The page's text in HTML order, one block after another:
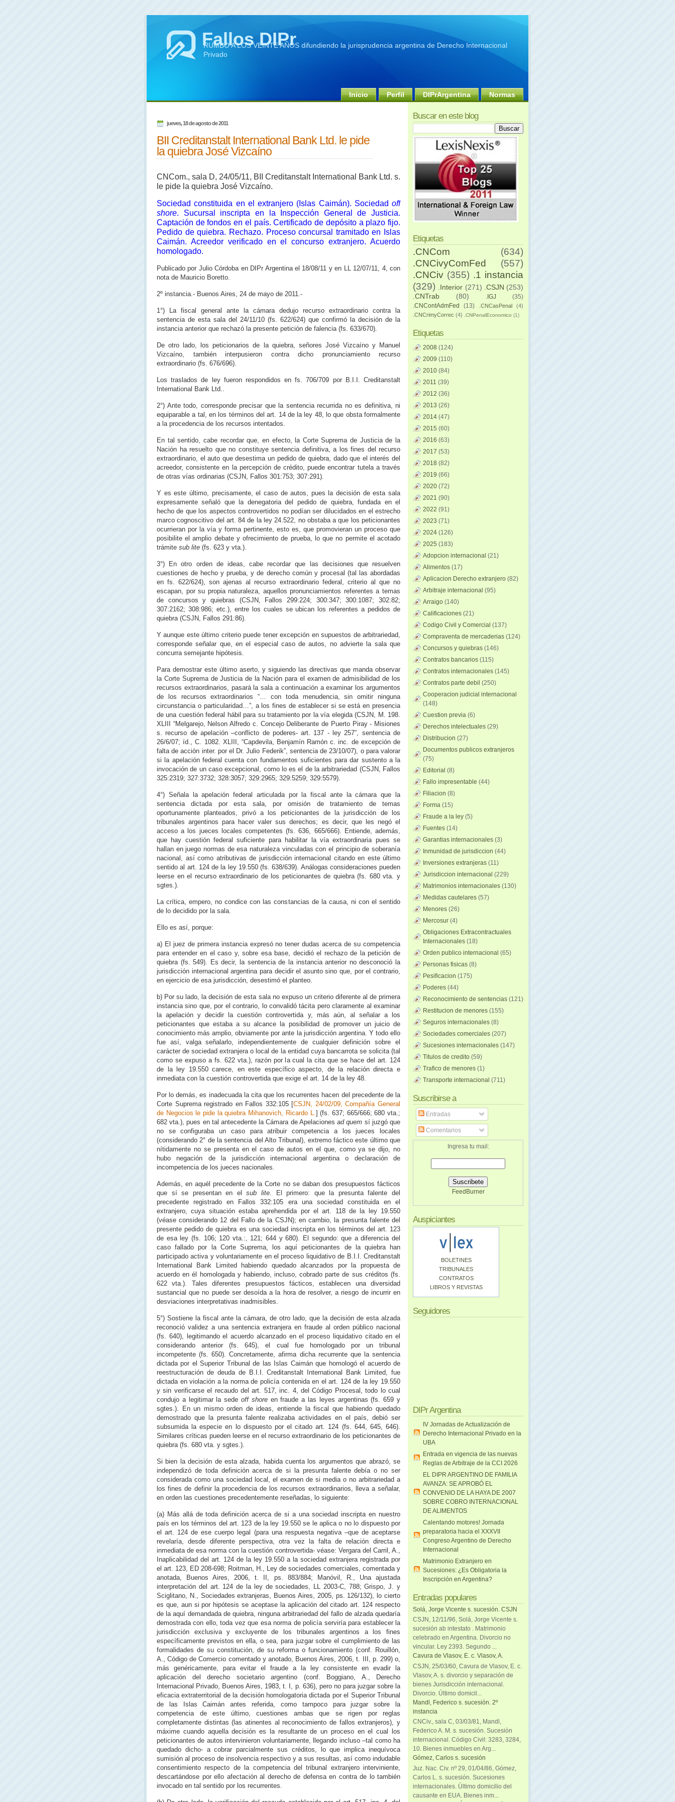
Fallos DIPr
RUMBO A LOS VEINTE AÑOS difundiendo la jurisprudencia argentina de Derecho Internacional
Privado
Inicio Perfil DIPrArgentina Normas
jueves, 18 de agosto de 2011
BII Creditanstalt International Bank Ltd. le pide
la quiebra José Vizcaíno
CNCom., sala D, 24/05/11, BII Creditanstalt International Bank Ltd. s.
le pide la quiebra José Vizcaíno.
Sociedad constituida en el extranjero (Islas Caimán). Sociedad off
shore. Sucursal inscripta en la Inspección General de Justicia.
Captación de fondos en el país. Certificado de depósito a plazo fijo.
Pedido de quiebra. Rechazo. Proceso concursal tramitado en Islas
Caimán. Acreedor verificado en el concurso extranjero. Acuerdo
homologado.
Publicado por Julio Córdoba en DIPr Argentina el 18/08/11 y en LL 12/07/11, 4, con
nota de Mauricio Boretto.
2º instancia.- Buenos Aires, 24 de mayo de 2011.-
1°) La fiscal general ante la cámara dedujo recurso extraordinario contra la
sentencia de esta sala del 24/11/10 (fs. 622/624) que confirmó la decisión de la
instancia anterior que rechazó la presente petición de falencia (fs. 633/670).
De otro lado, los peticionarios de la quiebra, señores José Vizcaíno y Manuel
Vizcaíno, también interpusieron contra dicho pronunciamiento recurso
extraordinario (fs. 676/696).
Los traslados de ley fueron respondidos en fs. 706/709 por B.I.I. Creditanstalt
International Bank Ltd..
2°) Ante todo, corresponde precisar que la sentencia recurrida no es definitiva, ni
equiparable a tal, en los términos del art. 14 de la ley 48, lo que obsta formalmente
a la procedencia de los recursos intentados.
En tal sentido, cabe recordar que, en efecto, la Corte Suprema de Justicia de la
Nación ha resuelto que no constituye sentencia definitiva, a los fines del recurso
extraordinario, el auto que desestima un pedido de quiebra, dado que el interés del
acreedor, consistente en la percepción de crédito, puede encontrar tutela a través
de otras vías ordinarias (CSJN, Fallos 301:753; 307:291).
Y es este último, precisamente, el caso de autos, pues la decisión de esta sala
expresamente señaló que la denegatoria del pedido de quiebra, fundada en el
hecho de que los aspectos controvertidos no podían ser dilucidados en el estrecho
marco cognoscitivo del art. 84 de la ley 24.522, no obstaba a que los peticionantes
ocurrieran por la vía y forma pertinente, esto es, que promovieran un proceso que
posibilite el amplio debate y ofrecimiento de prueba, lo que no permite el acotado
trámite sub lite (fs. 623 y vta.).
3°) En otro orden de ideas, cabe recordar que las decisiones que resuelven
cuestiones de hecho y prueba, y de derecho común y procesal (tal las abordadas
en fs. 622/624), son ajenas al recurso extraordinario federal, criterio al que no
escapan, por su propia naturaleza, aquellos pronunciamientos referentes a temas
de concursos y quiebras (CSJN, Fallos 299:224; 300:347; 300:1087; 302:82;
307:2162; 308:986; etc.), entre los cuales se ubican los referentes a pedidos de
quiebra (CSJN, Fallos 291:86).
Y aunque este último criterio puede tener excepción en supuestos de arbitrariedad,
corresponde señalar que, en el especial caso de autos, no advierte la sala que
concurra semejante hipótesis.
Para demostrar este último aserto, y siguiendo las directivas que manda observar
la Corte Suprema de Justicia de la Nación para el examen de admisibilidad de los
recursos extraordinarios, pasará la sala a continuación a examinar los argumentos
de los recursos extraordinarios “… con toda menudencia, sin omitir ninguna
circunstancia o particularidad…”, a los fines de establecer si se está en presencia
de una cuestión federal hábil para su tratamiento por la vía elegida (CSJN, M. 198.
XLIII “Melgarejo, Nelson Alfredo c. Concejo Deliberante de Puerto Piray - Misiones
s. recurso de apelación –conflicto de poderes- art. 137 - ley 257”, sentencia de
26/6/07; íd., C. 1082. XLIII, “Capdevila, Benjamín Ramón c. inc. de excepción de
falta de acción inter. por el Dr. Julio Federik”, sentencia de 23/10/07), o para valorar
si la apelación federal cuenta con fundamentos suficientes para dar sustento a la
invocación de un caso excepcional, como lo es el de la arbitrariedad (CSJN, Fallos
325:2319; 327:3732; 328:3057; 329:2965; 329:5259; 329:5579).
4°) Señala la apelación federal articulada por la fiscal ante la cámara que la
sentencia dictada por esta sala, por omisión de tratamiento de temas
oportunamente planteados, privó a los peticionantes de la jurisdicción de los
tribunales argentinos para hacer valer sus derechos; es decir, que les negó el
acceso a los jueces locales competentes (fs. 636, 665/666). Entiende, además,
que hay cuestión federal suficiente para habilitar la vía extraordinaria pues se
hallan en juego normas de esa naturaleza vinculadas con el principio de soberanía
nacional, así como atributivas de jurisdicción internacional citando en este último
sentido al art. 124 de la ley 19.550 (fs. 638/639). Análogas consideraciones pueden
leerse en el recurso extraordinario de los peticionantes de quiebra (fs. 680 vta. y
sgtes.).
La crítica, empero, no condice con las constancias de la causa, ni con el sentido
de lo decidido por la sala.
Ello es así, porque:
a) El juez de primera instancia expresó no tener dudas acerca de su competencia
para entender en el caso y, sobre esa base, decidió el rechazo de la petición de
quiebra (fs. 549). Es decir, la sentencia de la instancia anterior no desconoció la
jurisdicción internacional argentina para decidir el asunto sino que, por el contrario,
en ejercicio de esa jurisdicción, desestimó el planteo.
b) Por su lado, la decisión de esta sala no expuso un criterio diferente al de primera
instancia sino que, por el contrario, lo convalidó tácita pero claramente al examinar
la apelación y decidir la cuestión controvertida y, más aún, al señalar a los
peticionantes que estaba a su alcance la posibilidad de promover un juicio de
conocimiento más amplio, obviamente por ante la jurisdicción argentina. Y todo ello
fue así, valga señalarlo, independientemente de cualquier definición sobre el
carácter de sociedad extranjera o local de la entidad cuya bancarrota se solicita (tal
como se expuso a fs. 622 vta.), razón por la cual la cita que se hace del art. 124
de la ley 19.550 carece, en este específico aspecto, de la relación directa e
inmediata con la cuestión controvertida que exige el art. 14 de la ley 48.
Por lo demás, es inadecuada la cita que los recurrentes hacen del precedente de la
Corte Suprema registrado en Fallos 332:105 [CSJN, 24/02/09, Compañía General
de Negocios le pide la quiebra Mihanovich, Ricardo L.] (fs. 637; 665/666; 680 vta.;
682 vta.), pues en tal antecedente la Cámara de Apelacionesad quem sí juzgó que
no se configuraba un caso para atribuir competencia a los jueces locales
(considerando 2° de la sentencia del Alto Tribunal), extremo fáctico este último que
nítidamente no se presenta en el caso de autos en el que, como ya se dijo, no
hubo negación de la jurisdicción internacional argentina o declaración de
incompetencia de los jueces nacionales.
Además, en aquél precedente de la Corte no se daban dos presupuestos fácticos
que sí se presentan en elsub lite. El primero: que la presunta falente del
precedente registrado en Fallos 332:105 era una sociedad constituida en el
extranjero, cuya situación estaba aprehendida por el art. 118 de la ley 19.550
(véase considerando 12 del Fallo de la CSJN); en cambio, la presunta falente del
presente pedido de quiebra es una sociedad inscripta en los términos del art. 123
de esa ley (fs. 106; 120 vta.:, 121; 644 y 680). El segundo: que a diferencia del
caso fallado por la Corte Suprema, los aquí peticionantes de la quiebra han
participado activa y voluntariamente en el proceso liquidativo de B.I.I. Creditanstalt
International Bank Limited habiendo quedado alcanzados por la propuesta de
acuerdo en él homologada y habiendo, incluso, cobrado parte de sus créditos (fs.
622 vta.). Tales diferentes presupuestos fácticos, establecen una diversidad
sustancial que no puede ser desoída a la hora de resolver, a riesgo de incurrir en
desviaciones interpretativas inadmisibles.
5°) Sostiene la fiscal ante la cámara, de otro lado, que la decisión de esta alzada
reconoció validez a una sentencia extranjera en fraude al orden público nacional
(fs. 640), legitimando el acuerdo alcanzado en el proceso liquidativo citado en el
considerando anterior (fs. 645), el cual fue homologado por un tribunal
incompetente (fs. 650). Concretamente, afirma dicha recurrente que la sentencia
dictada por el Superior Tribunal de las Islas Caimán que homologó el acuerdo de
reestructuración de deuda de B.I.I. Creditanstalt International Bank Limited, fue
dictada en violación a la norma de policía contenida en el art. 124 de la ley 19.550
y sin verificarse el recaudo del art. 517, inc. 4, del Código Procesal, todo lo cual
condujo a legitimar la sede off shoreen fraude a las leyes argentinas (fs. 659 y
sgtes.). En un mismo orden de ideas, entiende la fiscal que habiendo quedado
demostrado que la presunta falente realizaba actividades en el país, debió ser
subsumida la especie en lo dispuesto por el citado art. 124 (fs. 644, 645, 646).
Similares críticas pueden leerse en el recurso extraordinario de los peticionantes de
quiebra (fs. 680 vta. y sgtes.).
Si bien la decisión de esta alzada, habida cuenta los argumentos que abrazó, se
independizó de toda definición acerca de si la presunta falente debía o no ser
considerada como una sociedad local, el examen de si media o no arbitrariedad a
los fines de definir la procedencia de los recursos extraordinarios, lleva a señalar,
en orden las cuestiones precedentemente reseñadas, lo siguiente:
(a) Más allá de toda definición acerca de si a una sociedad inscripta en nuestro
país en los términos del art. 123 de la ley 19.550 se le aplica o no lo dispuesto por
el art. 124 de ese cuerpo legal (para una respuesta negativa –que de aceptarse
revelaría, desde diferente perspectiva, otra vez la falta de relación directa e
inmediata de esa norma con la cuestión controvertida- véase: Vergara del Carril, A.,
Inaplicabilidad del art. 124 de la ley 19.550 a la sociedad extranjera registrada por
el art. 123, ED 208-698; Roitman, H., Ley de sociedades comerciales, comentada y
anotada, Buenos Aires, 2006, t. II, ps. 883/884; Manóvil, R., Una ajustada
interpretación del art. 124 de la ley de sociedades, LL 2003-C, 788; Grispo, J. y
Sciglitano, N., Sociedades extranjeras, Buenos Aires, 2005, ps. 126/132), lo cierto
es que, aun si por hipótesis se aceptase la aplicación del citado art. 124 respecto
de la aquí demandada de quiebra, ninguna arbitrariedad del fallo de alzada quedaría
demostrada con ello, toda vez que esa norma de policía serviría para establecer la
jurisdicción exclusiva y excluyente de los tribunales argentinos a los fines
específicamente previstos en ella, o sea, para juzgar sobre el cumplimiento de las
formalidades de su constitución, de su reforma o funcionamiento (conf. Rouillón,
A., Código de Comercio comentado y anotado, Buenos Aires, 2006, t. III, p. 299) o,
más genéricamente, para evitar el fraude a la ley consistente en evadir la
aplicación del derecho societario argentino (conf. Boggiano, A., Derecho
Internacional Privado, Buenos Aires, 1983, t. I, p. 636), pero no para juzgar sobre la
eficacia extraterritorial de la decisión homologatoria dictada por el Superior Tribunal
de las Islas Caimán antes referida, como tampoco para juzgar sobre la
competencia de este último, cuestiones ambas que se rigen por reglas
completamente distintas (las atinentes al reconocimiento de fallos extranjeros), y
máxime cuando aquella decisión es la resultante de un proceso en el cual los
peticionantes de autos intervinieron voluntariamente, llegando incluso –tal como ha
quedado dicho- a cobrar parcialmente sus créditos, lo que implica inequívoca
sumisión al proceso de insolvencia respectivo y a sus resultas, así como indudable
consentimiento respecto de la competencia del tribunal extranjero interviniente,
descartándose por ello afectación al derecho de defensa en contra de lo también
invocado en tal sentido por los recurrentes.
Buscar en este blog
Etiquetas
.CNCom
(634)
.CNCivyComFed
(557)
.CNCiv (355) .1 instancia
(329)
.Interior (271) .CSJN (253)
.CNTrab
(80) .IGJ
(35)
.CNContAdmFed
(13) .CNCasPenal
(4)
.CNCrimyCorrec (4) .CNPenalEconomico (1)
Etiquetas
2008 (124)
2009 (110)
2010 (84)
2011 (39)
2012 (36)
2013 (26)
2014 (47)
2015 (60)
2016 (63)
2017 (53)
2018 (82)
2019 (66)
2020 (72)
2021 (90)
2022 (91)
2023 (71)
2024 (126)
2025 (183)
Adopcion internacional (21)
Alimentos (17)
Aplicacion Derecho extranjero (82)
Arbitraje internacional (95)
Arraigo (140)
Calificaciones (21)
Codigo Civil y Comercial (137)
Compraventa de mercaderias (124)
Concursos y quiebras (146)
Contratos bancarios (115)
Contratos internacionales (145)
Contratos parte debil (250)
Cooperacion judicial internacional
(148)
Cuestion previa (6)
Derechos intelectuales (29)
Distribucion (27)
Documentos publicos extranjeros
(75)
Editorial (8)
Fallo impresentable (44)
Filiacion (8)
Forma (15)
Fraude a la ley (5)
Fuentes (14)
Garantias internacionales (3)
Inmunidad de jurisdiccion (44)
Inversiones extranjeras (11)
Jurisdiccion internacional (229)
Matrimonios internacionales (130)
Medidas cautelares (57)
Menores (26)
Mercosur (4)
Obligaciones Extracontractuales
Internacionales (18)
Orden publico internacional (65)
Personas fisicas (8)
Pesificacion (175)
Poderes (44)
Reconocimiento de sentencias (121)
Restitucion de menores (155)
Seguros internacionales (8)
Sociedades comerciales (207)
Sucesiones internacionales (147)
Titulos de credito (59)
Trafico de menores (1)
Transporte internacional (711)
Suscribirse a
Entradas
Comentarios
Ingresa tu mail:
FeedBurner
Auspiciantes
BOLETINES
TRIBUNALES
CONTRATOS
LIBROS Y REVISTAS
Seguidores
DIPr Argentina
IV Jornadas de Actualización de
Derecho Internacional Privado en la
UBA
Entrada en vigencia de las nuevas
Reglas de Arbitraje de la CCI 2026
EL DIPR ARGENTINO DE FAMILIA
AVANZA: SE APROBÓ EL
CONVENIO DE LA HAYA DE 2007
SOBRE COBRO INTERNACIONAL
DE ALIMENTOS
Calentando motores! Jornada
preparatoria hacia el XXXVII
Congreso Argentino de Derecho
Internacional
Matrimonio Extranjero en
Sucesiones: ¿Es Obligatoria la
Inscripción en Argentina?
Entradas populares
Solá, Jorge Vicente s. sucesión. CSJN
CSJN, 12/11/96, Solá, Jorge Vicente s.
sucesión ab intestato . Matrimonio
celebrado en Argentina. Divorcio no
vincular. Ley 2393. Segundo ...
Cavura de Vlasov, E. c. Vlasov, A.
CSJN, 25/03/60, Cavura de Vlasov, E. c.
Vlasov, A. s. divorcio y separación de
bienes Jurisdicción internacional.
Divorcio. Último domicil...
Mandl, Federico s. sucesión. 2º
instancia
CNCiv., sala C, 03/03/81, Mandl,
Federico A. M. s. sucesión. Sucesión
internacional. Código Civil: 3283, 3284,
10. Bienes inmuebles en Arg...
Gómez, Carlos s. sucesión
Juz. Nac. Civ. nº 29, 01/04/86, Gómez,
Carlos L. s. sucesión. Sucesiones
internacionales. Último domicilio del
causante en EUA. Bienes inm...